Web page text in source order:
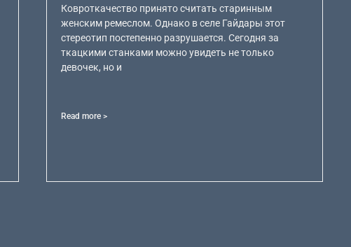
Ковроткачество принято считать старинным
женским ремеслом. Однако в селе Гайдары этот
стереотип постепенно разрушается. Сегодня за
ткацкими станками можно увидеть не только
девочек, но и
Read more >